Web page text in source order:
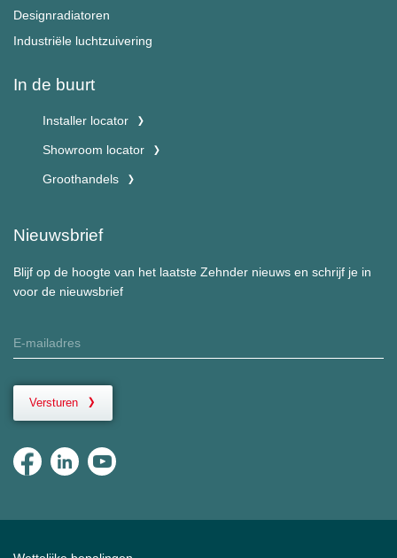
Designradiatoren
Industriële luchtzuivering
In de buurt
Installer locator
Showroom locator
Groothandels
Nieuwsbrief
Blijf op de hoogte van het laatste Zehnder nieuws en schrijf je in
voor de nieuwsbrief
Versturen